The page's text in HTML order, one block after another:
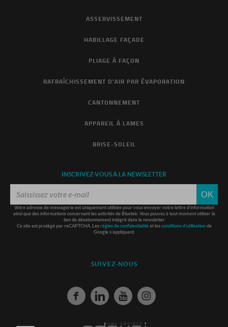
ASSERVISSEMENT
HABILLAGE FAÇADE
PLIAGE À FAÇON
RAFRAÎCHISSEMENT D'AIR PAR ÉVAPORATION
CANTONNEMENT
APPAREIL À LAMES
BRISE-SOLEIL
INSCRIVEZ-VOUS À LA NEWSLETTER
OK
Votre adresse de messagerie est uniquement utilisée pour vous envoyer notre lettre d'information
ainsi que des informations concernant les activités de Bluetek. Vous pouvez à tout moment utiliser le
lien de désabonnement intégré dans la newsletter
Ce site est protégé par reCAPTCHA. Les règles de confidentialitéet les conditions d'utilisationde
Google s'appliquent.
SUIVEZ-NOUS